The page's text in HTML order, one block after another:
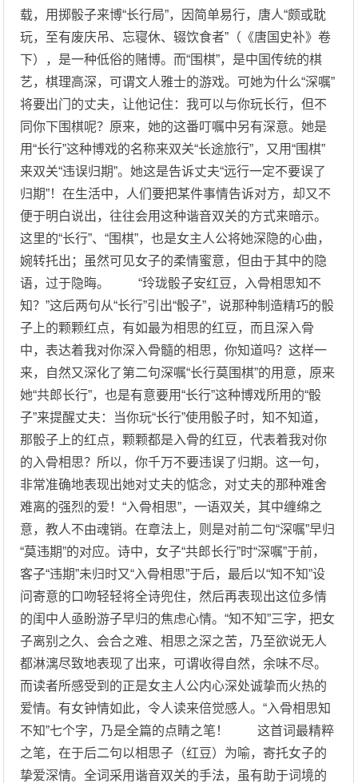
载，用掷骰子来博“长行局”，因简单易行，唐人“颇或耽
玩，至有废庆吊、忘寝休、辍饮食者”（《唐国史补》卷
下），是一种低俗的赌博。而“围棋”，是中国传统的棋
艺，棋理高深，可谓文人雅士的游戏。可她为什么“深嘱”
将要出门的丈夫，让他记住：我可以与你玩长行，但不
同你下围棋呢？原来，她的这番叮嘱中另有深意。她是
用“长行”这种博戏的名称来双关“长途旅行”，又用“围棋”
来双关“违误归期”。她这是告诉丈夫“远行一定不要误了
归期”！在生活中，人们要把某件事情告诉对方，却又不
便于明白说出，往往会用这种谐音双关的方式来暗示。
这里的“长行”、“围棋”，也是女主人公将她深隐的心曲，
婉转托出；虽然可见女子的柔情蜜意，但由于其中的隐
语，过于隐晦。 “玲珑骰子安红豆，入骨相思知不
知？”这后两句从“长行”引出“骰子”，说那种制造精巧的骰
子上的颗颗红点，有如最为相思的红豆，而且深入骨
中，表达着我对你深入骨髓的相思，你知道吗？这样一
来，自然又深化了第二句深嘱“长行莫围棋”的用意，原来
她“共郎长行”，也是有意要用“长行”这种博戏所用的“骰
子”来提醒丈夫：当你玩“长行”使用骰子时，知不知道，
那骰子上的红点，颗颗都是入骨的红豆，代表着我对你
的入骨相思？所以，你千万不要违误了归期。这一句，
非常准确地表现出她对丈夫的惦念，对丈夫的那种难舍
难离的强烈的爱！“入骨相思”，一语双关，其中缠绵之
意，教人不由魂销。在章法上，则是对前二句“深嘱”早归
“莫违期”的对应。诗中，女子“共郎长行”时“深嘱”于前，
客子“违期”未归时又“入骨相思”于后，最后以“知不知”设
问寄意的口吻轻轻将全诗兜住，然后再表现出这位多情
的闺中人亟盼游子早归的焦虑心情。“知不知”三字，把女
子离别之久、会合之难、相思之深之苦，乃至欲说无人
都淋漓尽致地表现了出来，可谓收得自然，余味不尽。
而读者所感受到的正是女主人公内心深处诚挚而火热的
爱情。有女钟情如此，令人读来倍觉感人。“入骨相思知
不知”七个字，乃是全篇的点睛之笔！ 这首词最精粹
之笔，在于后二句以相思子（红豆）为喻，寄托女子的
挚爱深情。全词采用谐音双关的手法，虽有助于词境的